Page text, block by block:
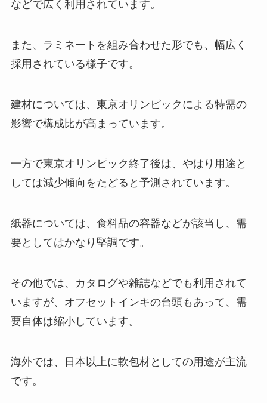
などで広く利用されています。
また、ラミネートを組み合わせた形でも、幅広く
採用されている様子です。
建材については、東京オリンピックによる特需の
影響で構成比が高まっています。
一方で東京オリンピック終了後は、やはり用途と
しては減少傾向をたどると予測されています。
紙器については、食料品の容器などが該当し、需
要としてはかなり堅調です。
その他では、カタログや雑誌などでも利用されて
いますが、オフセットインキの台頭もあって、需
要自体は縮小しています。
海外では、日本以上に軟包材としての用途が主流
です。